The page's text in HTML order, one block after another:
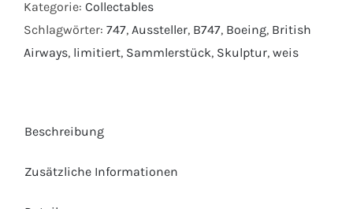
Kategorie: Collectables
Schlagwörter: 747, Aussteller, B747, Boeing, British
Airways, limitiert, Sammlerstück, Skulptur, weis
Beschreibung
Zusätzliche Informationen